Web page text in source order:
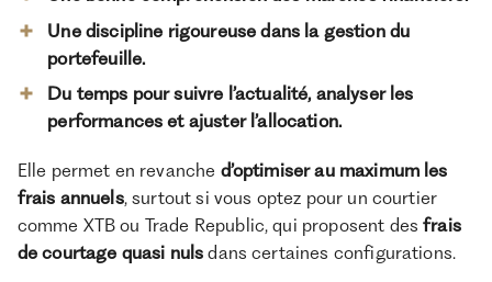
Une discipline rigoureuse dans la gestion du
portefeuille.
Du temps pour suivre l’actualité, analyser les
performances et ajuster l’allocation.
Elle permet en revanche d’optimiser au maximum les
frais annuels, surtout si vous optez pour un courtier
comme XTB ou Trade Republic, qui proposent desfrais
de courtage quasi nuls dans certaines configurations.